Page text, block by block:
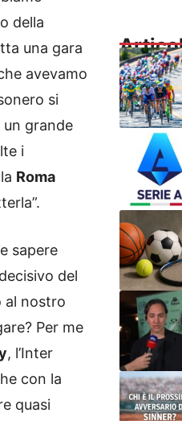
della
una gara
avevamo
si
un grande
i
Roma
sapere
del
al nostro
Per me
, l’Inter
con la
quasi